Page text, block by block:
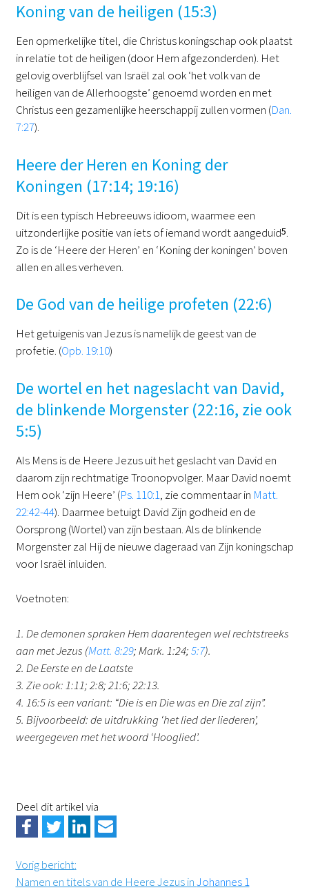
Koning van de heiligen (15:3)
Een opmerkelijke titel, die Christus koningschap ook plaatst
in relatie tot de heiligen (door Hem afgezonderden). Het
gelovig overblijfsel van Israël zal ook ‘het volk van de
heiligen van de Allerhoogste’ genoemd worden en met
Christus een gezamenlijke heerschappij zullen vormen (Dan.
7:27).
Heere der Heren en Koning der
Koningen (17:14; 19:16)
Dit is een typisch Hebreeuws idioom, waarmee een
uitzonderlijke positie van iets of iemand wordt aangeduid5.
Zo is de ‘Heere der Heren’ en ‘Koning der koningen’ boven
allen en alles verheven.
De God van de heilige profeten (22:6)
Het getuigenis van Jezus is namelijk de geest van de
profetie. (Opb. 19:10)
De wortel en het nageslacht van David,
de blinkende Morgenster (22:16, zie ook
5:5)
Als Mens is de Heere Jezus uit het geslacht van David en
daarom zijn rechtmatige Troonopvolger. Maar David noemt
Hem ook ‘zijn Heere’ (Ps. 110:1, zie commentaar in Matt.
22:42-44). Daarmee betuigt David Zijn godheid en de
Oorsprong (Wortel) van zijn bestaan. Als de blinkende
Morgenster zal Hij de nieuwe dageraad van Zijn koningschap
voor Israël inluiden.
Voetnoten:
1. De demonen spraken Hem daarentegen wel rechtstreeks
aan met Jezus (Matt. 8:29; Mark. 1:24;5:7).
2. De Eerste en de Laatste
3. Zie ook: 1:11; 2:8; 21:6; 22:13.
4. 16:5 is een variant: “Die is en Die was en Die zal zijn”.
5. Bijvoorbeeld: de uitdrukking ‘het lied der liederen’,
weergegeven met het woord ‘Hooglied’.
Deel dit artikel via
Vorig bericht:
Namen en titels van de Heere Jezus inJohannes 1